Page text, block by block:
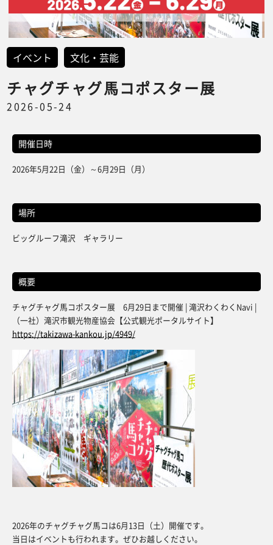
イベント 文化・芸能
チャグチャグ馬コポスター展
2026-05-24
開催日時
2026年5月22日（金）～6月29日（月）
場所
ビッグルーフ滝沢 ギャラリー
概要
チャグチャグ馬コポスター展 6月29日まで開催 | 滝沢わくわくNavi |
（一社）滝沢市観光物産協会【公式観光ポータルサイト】
https://takizawa-kankou.jp/4949/
2026年のチャグチャグ馬コは6月13日（土）開催です。
当日はイベントも行われます。ぜひお越しください。